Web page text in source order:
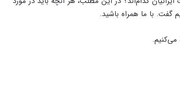
گفت. با ما همراه باشید.